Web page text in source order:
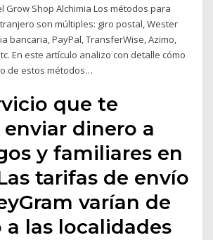
Grow Shop Alchimia Los métodos para
son múltiples: giro postal, Wester
bancaria, PayPal, TransferWise, Azimo,
En este artículo analizo con detalle cómo
de estos métodos…
que te
dinero a
y familiares en
tarifas de envío
varían de
a las localidades